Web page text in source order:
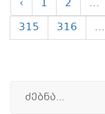
‹ 1 2 ...
315
316 ...